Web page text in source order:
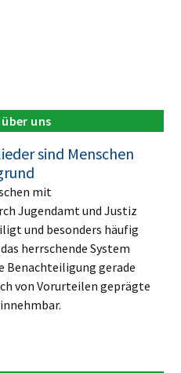
uns
sind Menschen
mit
Jugendamt und Justiz
und besonders häufig
herrschende System
Benachteiligung gerade
von Vorurteilen geprägte